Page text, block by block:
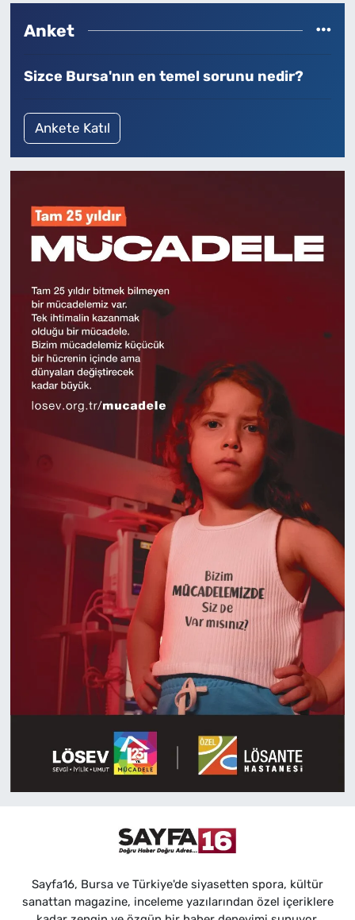
Anket
Sizce Bursa'nın en temel sorunu nedir?
Ankete Katıl
Sayfa16, Bursa ve Türkiye'de siyasetten spora, kültür
sanattan magazine, inceleme yazılarından özel içeriklere